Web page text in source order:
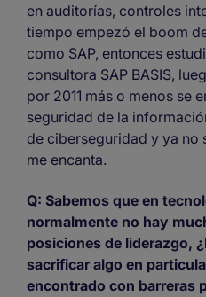
en auditorías, controles
tiempo empezó el boom
como SAP, entonces
consultora SAP BASIS,
por 2011 más o menos se
seguridad de la
de ciberseguridad y ya no
me encanta.
Q: Sabemos que en
normalmente no hay
posiciones de liderazgo,
sacrificar algo en
encontrado con barreras